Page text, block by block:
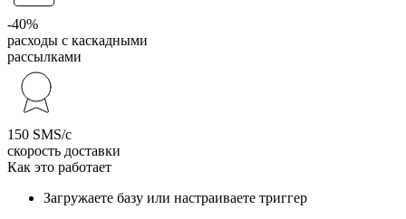
-40%
расходы с каскадными
рассылками
150 SMS/с
скорость доставки
Как это работает
Загружаете базу или настраиваете триггер